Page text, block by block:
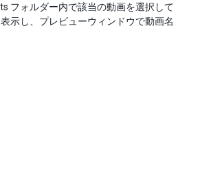
フォルダー内で該当の動画を選択して
示し、プレビューウィンドウで動画名